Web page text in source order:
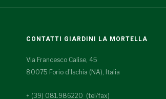
CONTATTI GIARDINI LA MORTELLA
Via Francesco Calise, 45
80075 Forio d'Ischia (NA), Italia
+ (39) 081.986220 (tel/fax)